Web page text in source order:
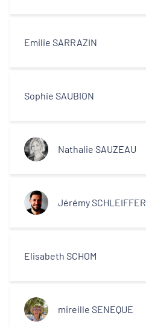
Emilie SARRAZIN
Sophie SAUBION
Nathalie SAUZEAU
Jérémy SCHLEIFFER
Elisabeth SCHOM
mireille SENEQUE